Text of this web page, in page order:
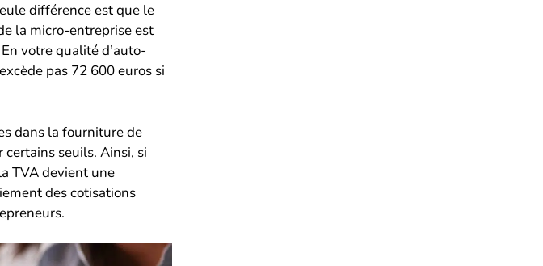
différence est que le
la micro-entreprise est
votre qualité d’auto-
pas 72 600 euros si
dans la fourniture de
seuils. Ainsi, si
TVA devient une
des cotisations